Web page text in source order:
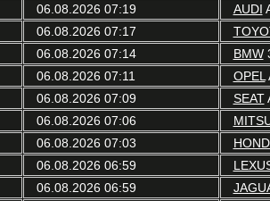
06.08.2026 07:19 AUDI
06.08.2026 07:17
06.08.2026 07:14 BMW
06.08.2026 07:11 OPEL
06.08.2026 07:09 SEAT
06.08.2026 07:06
06.08.2026 07:03
06.08.2026 06:59
06.08.2026 06:59